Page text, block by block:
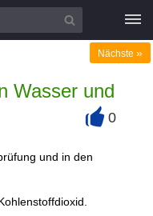
Wasser und
Nächste »
0
und in den